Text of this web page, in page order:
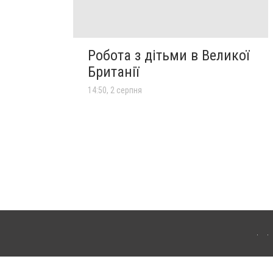
Робота з дітьми в Великої
Британії
14:50, 2 серпня